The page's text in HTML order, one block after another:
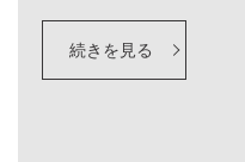
続きを見る